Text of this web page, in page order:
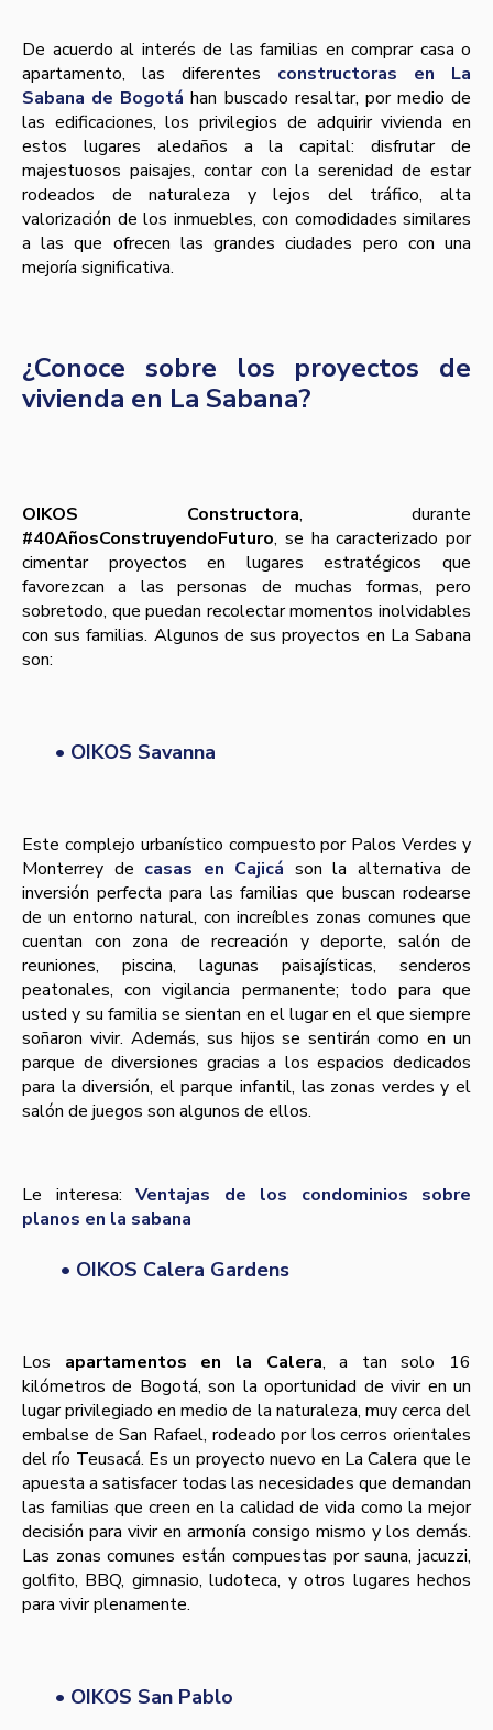
De acuerdo al interés de las familias en comprar casa o
apartamento, las diferentes constructoras en La
Sabana de Bogotá han buscado resaltar, por medio de
las edificaciones, los privilegios de adquirir vivienda en
estos lugares aledaños a la capital: disfrutar de
majestuosos paisajes, contar con la serenidad de estar
rodeados de naturaleza y lejos del tráfico, alta
valorización de los inmuebles, con comodidades similares
a las que ofrecen las grandes ciudades pero con una
mejoría significativa.
¿Conoce sobre los proyectos de
vivienda en La Sabana?
OIKOS Constructora, durante
#40AñosConstruyendoFuturo, se ha caracterizado por
cimentar proyectos en lugares estratégicos que
favorezcan a las personas de muchas formas, pero
sobretodo, que puedan recolectar momentos inolvidables
con sus familias. Algunos de sus proyectos en La Sabana
son:
• OIKOS Savanna
Este complejo urbanístico compuesto por Palos Verdes y
Monterrey de casas en Cajicá son la alternativa de
inversión perfecta para las familias que buscan rodearse
de un entorno natural, con increíbles zonas comunes que
cuentan con zona de recreación y deporte, salón de
reuniones, piscina, lagunas paisajísticas, senderos
peatonales, con vigilancia permanente; todo para que
usted y su familia se sientan en el lugar en el que siempre
soñaron vivir. Además, sus hijos se sentirán como en un
parque de diversiones gracias a los espacios dedicados
para la diversión, el parque infantil, las zonas verdes y el
salón de juegos son algunos de ellos.
Le interesa: Ventajas de los condominios sobre
planos en la sabana
• OIKOS Calera Gardens
Los apartamentos en la Calera, a tan solo 16
kilómetros de Bogotá, son la oportunidad de vivir en un
lugar privilegiado en medio de la naturaleza, muy cerca del
embalse de San Rafael, rodeado por los cerros orientales
del río Teusacá. Es un proyecto nuevo en La Calera que le
apuesta a satisfacer todas las necesidades que demandan
las familias que creen en la calidad de vida como la mejor
decisión para vivir en armonía consigo mismo y los demás.
Las zonas comunes están compuestas por sauna, jacuzzi,
golfito, BBQ, gimnasio, ludoteca, y otros lugares hechos
para vivir plenamente.
• OIKOS San Pablo